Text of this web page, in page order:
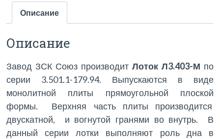
Описание
Описание
Завод ЗСК Союз производит Лоток Л3.403-М по
серии 3.501.1-179.94. Выпускаются в виде
монолитной плиты прямоугольной плоской
формы. Верхняя часть плиты производится
двускатной, и вогнутой гранями во внутрь. В
данный серии лотки выполняют роль дна в